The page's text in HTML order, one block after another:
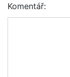
Komentář: